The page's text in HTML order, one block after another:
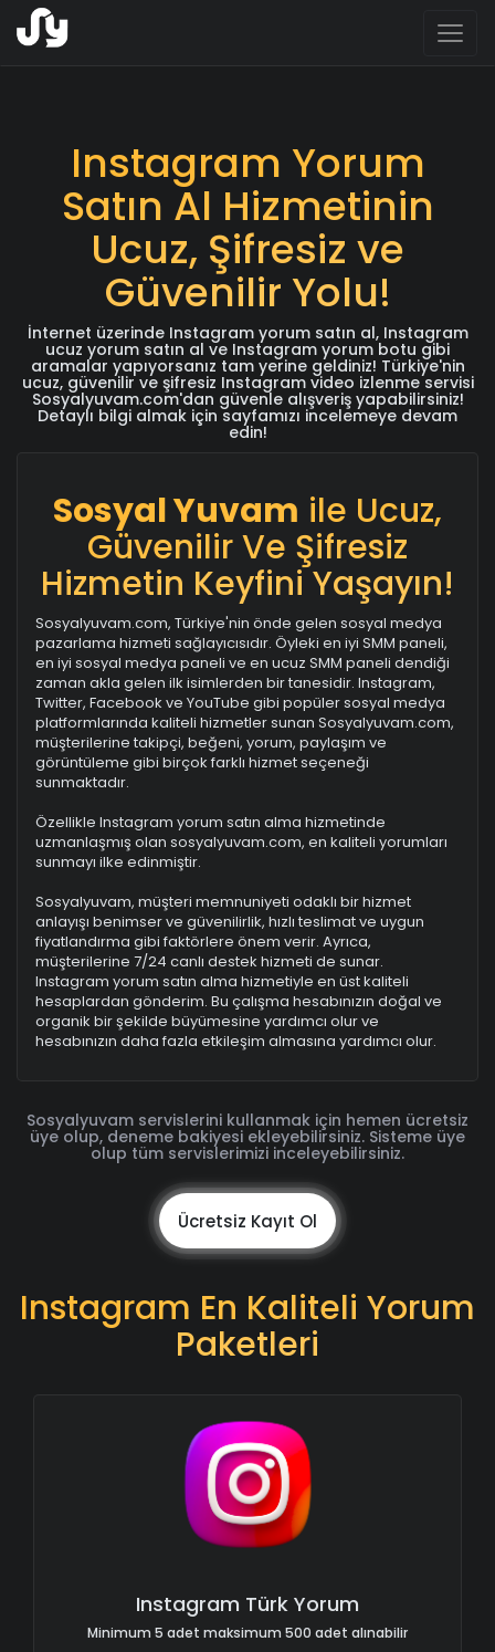
Instagram Yorum
Satın Al Hizmetinin
Ucuz, Şifresiz ve
Güvenilir Yolu!
İnternet üzerinde Instagram yorum satın al, Instagram
ucuz yorum satın al ve Instagram yorum botu gibi
aramalar yapıyorsanız tam yerine geldiniz! Türkiye'nin
ucuz, güvenilir ve şifresiz Instagram video izlenme servisi
Sosyalyuvam.com'dan güvenle alışveriş yapabilirsiniz!
Detaylı bilgi almak için sayfamızı incelemeye devam
edin!
Sosyal Yuvam ile Ucuz,
Güvenilir Ve Şifresiz
Hizmetin Keyfini Yaşayın!
Sosyalyuvam.com, Türkiye'nin önde gelen sosyal medya
pazarlama hizmeti sağlayıcısıdır. Öyleki en iyi SMM paneli,
en iyi sosyal medya paneli ve en ucuz SMM paneli dendiği
zaman akla gelen ilk isimlerden bir tanesidir. Instagram,
Twitter, Facebook ve YouTube gibi popüler sosyal medya
platformlarında kaliteli hizmetler sunan Sosyalyuvam.com,
müşterilerine takipçi, beğeni, yorum, paylaşım ve
görüntüleme gibi birçok farklı hizmet seçeneği
sunmaktadır.
Özellikle Instagram yorum satın alma hizmetinde
uzmanlaşmış olan sosyalyuvam.com, en kaliteli yorumları
sunmayı ilke edinmiştir.
Sosyalyuvam, müşteri memnuniyeti odaklı bir hizmet
anlayışı benimser ve güvenilirlik, hızlı teslimat ve uygun
fiyatlandırma gibi faktörlere önem verir. Ayrıca,
müşterilerine 7/24 canlı destek hizmeti de sunar.
Instagram yorum satın alma hizmetiyle en üst kaliteli
hesaplardan gönderim. Bu çalışma hesabınızın doğal ve
organik bir şekilde büyümesine yardımcı olur ve
hesabınızın daha fazla etkileşim almasına yardımcı olur.
Sosyalyuvam servislerini kullanmak için hemen ücretsiz
üye olup, deneme bakiyesi ekleyebilirsiniz. Sisteme üye
olup tüm servislerimizi inceleyebilirsiniz.
Ücretsiz Kayıt Ol
Instagram En Kaliteli Yorum
Paketleri
Instagram Türk Yorum
Minimum 5 adet maksimum 500 adet alınabilir